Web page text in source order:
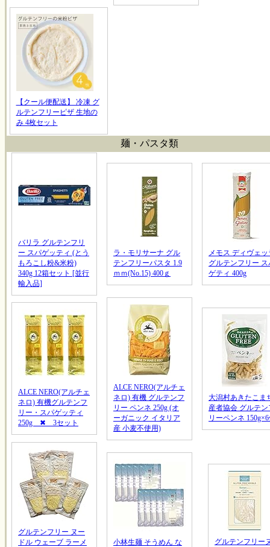
【クール便配送】 冷凍 グ
ルテンフリーピザ 生地の
み 4枚セット
麺・パスタ類
バリラ グルテンフリ
ー スパゲッティ (とう
もろこし粉&米粉)
340g 12箱セット [並行
輸入品]
ラ・モリサーナ グル
テンフリーパスタ 1.9
ｍｍ(No.15) 400ｇ
メモス ディヴェッ
グルテンフリー ス
ゲティ 400g
ALCE NERO(アルチェ
ネロ) 有機グルテンフ
リー・スパゲッティ
250g ✖ 3セット
ALCE NERO(アルチェ
ネロ) 有機 グルテンフ
リー ペンネ 250g (オ
ーガニック イタリア
産 小麦不使用)
大潟村あきたこま
産者協会 グルテン
リーペンネ
グルテンフリー ヌー
ドル ウェーブ ラーメ
小林生麺 そうめん な
グルテンフリー